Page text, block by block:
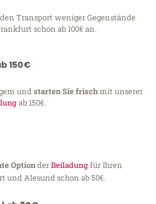
Transport weniger Gegenstände
schon ab 100€ an.
150€
undstarten Sie frischmit unserer
ab 150€.
OptionderBeiladungfür Ihren
Alesund schon ab 50€.